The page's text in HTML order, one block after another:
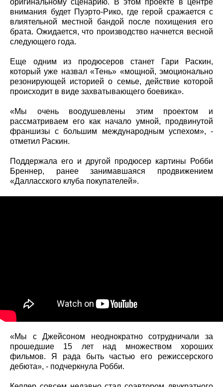
оригинальному сценарию. В этом проекте в центре
внимания будет Пуэрто-Рико, где герой сражается с
влиятельной местной бандой после похищения его
брата. Ожидается, что производство начнется весной
следующего года.
Еще одним из продюсеров станет Гари Раскин,
который уже назвал «Тень» «мощной, эмоционально
резонирующей историей о семье, действие которой
происходит в виде захватывающего боевика».
«Мы очень воодушевлены этим проектом и
рассматриваем его как начало умной, продвинутой
франшизы с большим международным успехом», -
отметил Раскин.
Поддержала его и другой продюсер картины Робби
Бреннер, ранее занимавшаяся продвижением
«Далласского клуба покупателей».
«Мы с Джейсоном неоднократно сотрудничали за
прошедшие 15 лет над множеством хороших
фильмов. Я рада быть частью его режиссерского
дебюта», - подчеркнула Робби.